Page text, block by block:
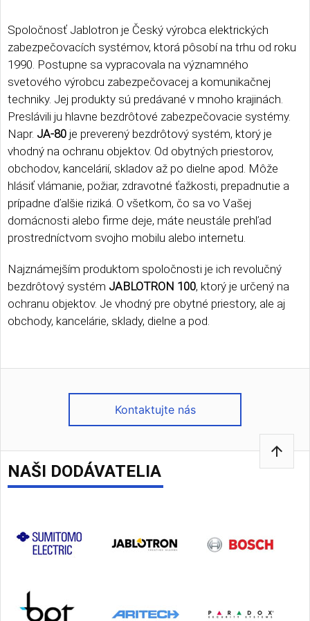
Spoločnosť Jablotron je Český výrobca elektrických
zabezpečovacích systémov, ktorá pôsobí na trhu od roku
1990. Postupne sa vypracovala na významného
svetového výrobcu zabezpečovacej a komunikačnej
techniky. Jej produkty sú predávané v mnoho krajinách.
Preslávili ju hlavne bezdrôtové zabezpečovacie systémy.
Napr. JA-80 je preverený bezdrôtový systém, ktorý je
vhodný na ochranu objektov. Od obytných priestorov,
obchodov, kancelárií, skladov až po dielne apod. Môže
hlásiť vlámanie, požiar, zdravotné ťažkosti, prepadnutie a
prípadne ďalšie riziká. O všetkom, čo sa vo Vašej
domácnosti alebo firme deje, máte neustále prehľad
prostredníctvom svojho mobilu alebo internetu.
Najznámejším produktom spoločnosti je ich revolučný
bezdrôtový systém JABLOTRON 100, ktorý je určený na
ochranu objektov. Je vhodný pre obytné priestory, ale aj
obchody, kancelárie, sklady, dielne a pod.
Kontaktujte nás
arrow_upward
NAŠI DODÁVATELIA